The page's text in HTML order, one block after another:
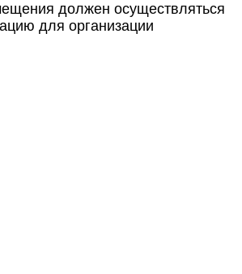
должен осуществляться
для организации